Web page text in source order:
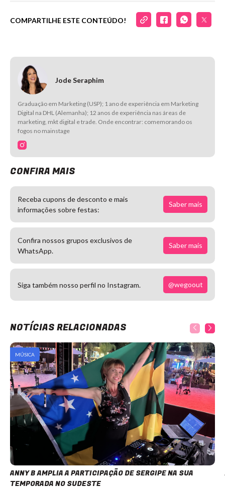
COMPARTILHE ESTE CONTEÚDO!
Jode Seraphim
Graduação em Marketing (USP); 1 ano de experiência em Marketing
Digital na DHL (Alemanha); 12 anos de experiência nas áreas de
marketing, mkt digital e trade. Onde encontrar: comemorando os
fogos no mainstage
CONFIRA MAIS
Receba cupons de desconto e mais
informações sobre festas:
Saber mais
Confira nossos grupos exclusivos de
WhatsApp.
Saber mais
Siga também nosso perfil no Instagram. @wegoout
NOTÍCIAS RELACIONADAS
MÚSICA
ANNY B AMPLIA A PARTICIPAÇÃO DE SERGIPE NA SUA
TEMPORADA NO SUDESTE